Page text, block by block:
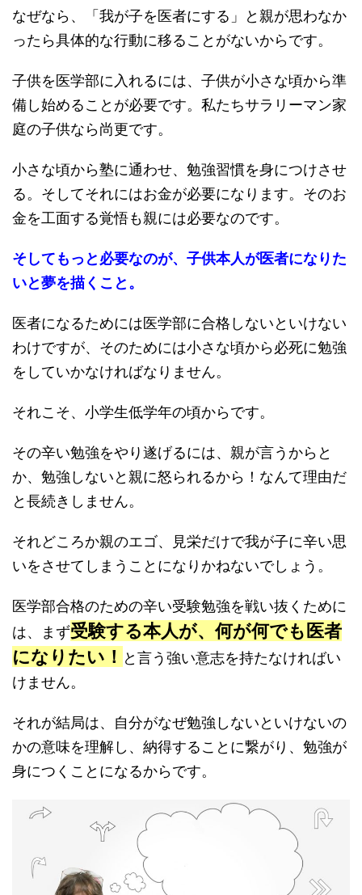
なぜなら、「我が子を医者にする」と親が思わなか
ったら具体的な行動に移ることがないからです。
子供を医学部に入れるには、子供が小さな頃から準
備し始めることが必要です。私たちサラリーマン家
庭の子供なら尚更です。
小さな頃から塾に通わせ、勉強習慣を身につけさせ
る。そしてそれにはお金が必要になります。そのお
金を工面する覚悟も親には必要なのです。
そしてもっと必要なのが、子供本人が医者になりた
いと夢を描くこと。
医者になるためには医学部に合格しないといけない
わけですが、そのためには小さな頃から必死に勉強
をしていかなければなりません。
それこそ、小学生低学年の頃からです。
その辛い勉強をやり遂げるには、親が言うからと
か、勉強しないと親に怒られるから！なんて理由だ
と長続きしません。
それどころか親のエゴ、見栄だけで我が子に辛い思
いをさせてしまうことになりかねないでしょう。
医学部合格のための辛い受験勉強を戦い抜くために
は、まず受験する本人が、何が何でも医者
になりたい！ と言う強い意志を持たなければい
けません。
それが結局は、自分がなぜ勉強しないといけないの
かの意味を理解し、納得することに繋がり、勉強が
身につくことになるからです。